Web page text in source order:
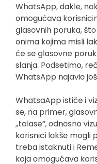
WhatsApp, dakle,
omogućava
glasovnih poruka,
onima kojima misli
će se glasovne
slanja. Podsetimo,
WhatsApp najavio
WhatsaApp ističe i
se, na primer,
„talase“, odnosno
korisnici lakše mogli
treba istaknuti i
koja omogućava